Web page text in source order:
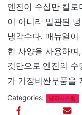
엔진이 수십만 킬로
이 아니라 일관된
냉각수다. 매뉴얼이
한 사양을 사용하
것만으로 엔진의
가 가장비싼부품을
Categories: 냉각시스템